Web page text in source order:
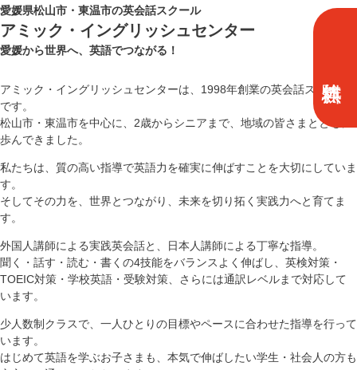
愛媛県松山市・東温市の英会話スクール
アミック・イングリッシュセンター
愛媛から世界へ、英語でつながる！
アミック・イングリッシュセンターは、1998年創業の英会話スクール
です。
松山市・東温市を中心に、2歳からシニアまで、地域の皆さまとともに
歩んできました。
私たちは、質の高い指導で英語力を確実に伸ばすことを大切にしていま
す。
そしてその力を、世界とつながり、未来を切り拓く実践力へと育てま
す。
外国人講師による実践英会話と、日本人講師による丁寧な指導。
聞く・話す・読む・書くの4技能をバランスよく伸ばし、英検対策・
TOEIC対策・学校英語・受験対策、さらには通訳レベルまで対応して
います。
少人数制クラスで、一人ひとりの目標やペースに合わせた指導を行って
います。
はじめて英語を学ぶお子さまも、本気で伸ばしたい学生・社会人の方も